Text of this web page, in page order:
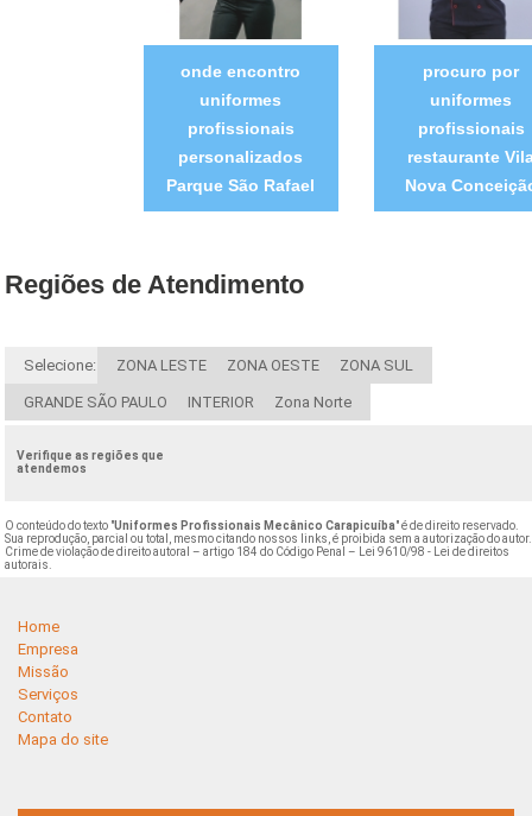
onde encontro
uniformes
profissionais
personalizados
Parque São Rafael
procuro por
uniformes
profissionais
restaurante
Nova
Regiões de Atendimento
Selecione: ZONA LESTE ZONA OESTE ZONA SUL
GRANDE SÃO PAULO INTERIOR Zona Norte
Verifique as regiões que
atendemos
O conteúdo do texto "Uniformes Profissionais Mecânico Carapicuíba" é de direito reservado.
Sua reprodução, parcial ou total, mesmo citando nossos links, é proibida sem a autorização do autor.
Crime de violação de direito autoral – artigo 184 do Código Penal –
Lei 9610/98 - Lei de direitos
autorais
Home
Empresa
Missão
Serviços
Contato
Mapa do site